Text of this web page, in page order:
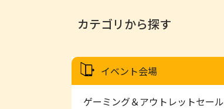
カテゴリから探す
イベント会場
ゲーミング＆アウトレットセール